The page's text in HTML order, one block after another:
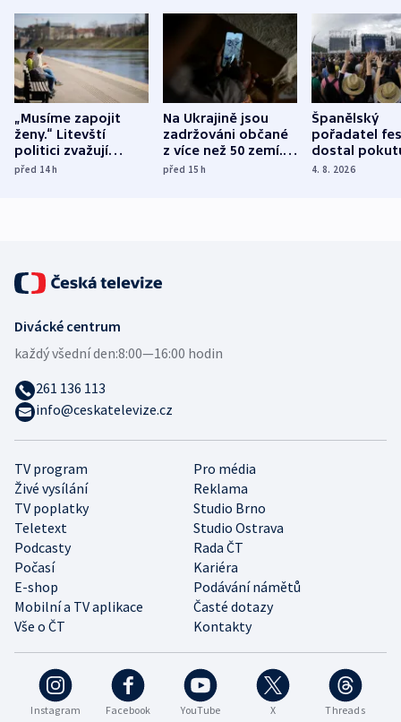
„Musíme zapojit
ženy.“ Litevští
politici zvažují
dohodu o
před 14h
Na Ukrajině jsou
zadržováni občané
z více než 50 zemí.
Bojovali na straně
před 15h
Španělský
pořadatel
dostal
nekalé
4. 8. 2026
Instagram Facebook YouTube X Threads
TV program
Pro média
Živé vysílání
Reklama
TV poplatky
Studio Brno
Teletext
Studio Ostrava
Podcasty
Rada ČT
Počasí
Kariéra
E-shop
Podávání námětů
Mobilní a TV aplikace
Časté dotazy
Vše o ČT
Kontakty
Divácké centrum
každý všední den:8:00—16:00 hodin
261 136 113
info@ceskatelevize.cz